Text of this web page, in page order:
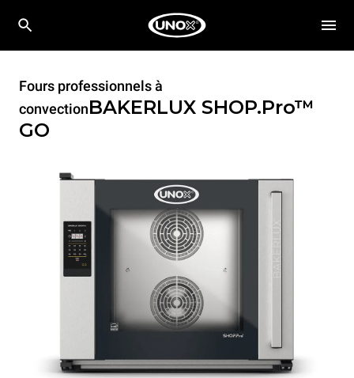
Fours professionnels à
convectionBAKERLUX SHOP.Pro™
GO